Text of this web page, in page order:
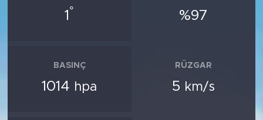
1 ° %97
BASINÇ
1014 hpa
RÜZGAR
5 km/s